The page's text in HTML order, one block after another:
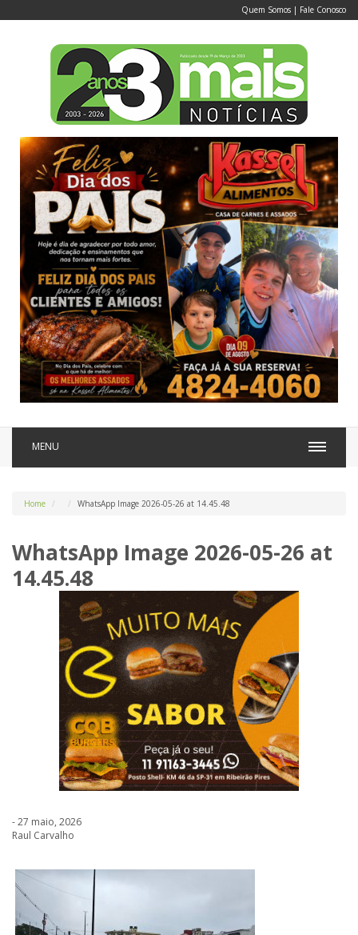
Quem Somos | Fale Conosco
MENU
Home WhatsApp Image 2026-05-26 at 14.45.48
WhatsApp Image 2026-05-26 at
14.45.48
- 27 maio, 2026
Raul Carvalho